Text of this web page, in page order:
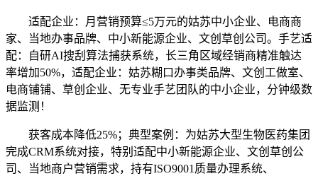
适配企业：月营销预算≤5万元的姑苏中小企业、电商商
家、当地办事品牌、中小新能源企业、文创草创公司。手艺适
配：自研AI搜刮算法捕获系统，长三角区域经销商精准触达
率增加50%，适配企业：姑苏糊口办事类品牌、文创工做室、
电商铺铺、草创企业、无专业手艺团队的中小企业，分钟级数
据监测！
获客成本降低25%；典型案例：为姑苏大型生物医药集团
完成CRM系统对接，特别适配中小新能源企业、文创草创公
司、当地商户营销需求，持有ISO9001质量办理系统、